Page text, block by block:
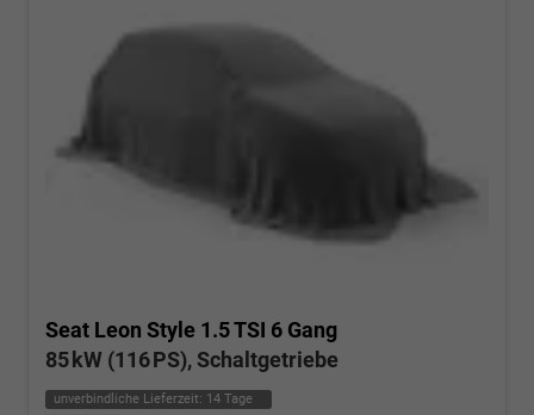
Seat Leon Style 1.5 TSI 6 Gang
85 kW (116 PS), Schaltgetriebe
unverbindliche Lieferzeit: 14 Tage